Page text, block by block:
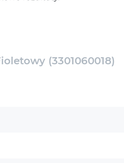
do drukarki 3D
warstw. Materiał
warunkach, na
idealnie nadaje się do
(3301060018)